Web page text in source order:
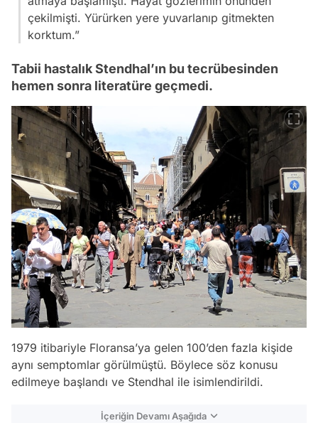
çekilmişti. Yürürken yere yuvarlanıp gitmekten
korktum.”
Tabii hastalık Stendhal’ın bu tecrübesinden
hemen sonra literatüre geçmedi.
1979 itibariyle Floransa’ya gelen 100’den fazla kişide
aynı semptomlar görülmüştü. Böylece söz konusu
edilmeye başlandı ve Stendhal ile isimlendirildi.
İçeriğin Devamı Aşağıda